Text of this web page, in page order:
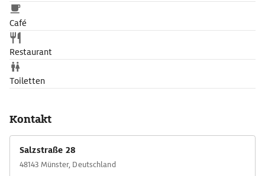
Café
Restaurant
Toiletten
Kontakt
Salzstraße 28
48143 Münster, Deutschland